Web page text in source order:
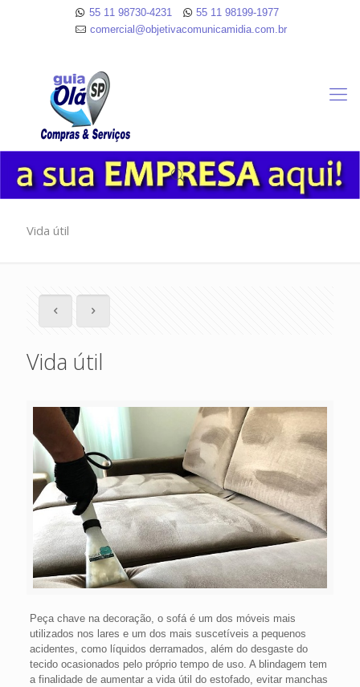
55 11 98730-4231
55 11 98199-1977
comercial@objetivacomunicamidia.com.br
Vida útil
Vida útil
Peça chave na decoração, o sofá é um dos móveis mais
utilizados nos lares e um dos mais suscetíveis a pequenos
acidentes, como líquidos derramados, além do desgaste do
tecido ocasionados pelo próprio tempo de uso. A blindagem tem
a finalidade de aumentar a vida útil do estofado, evitar manchas